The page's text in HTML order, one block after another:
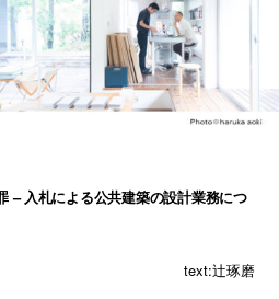
– 入札による公共建築の設計業務につ
text:辻琢磨